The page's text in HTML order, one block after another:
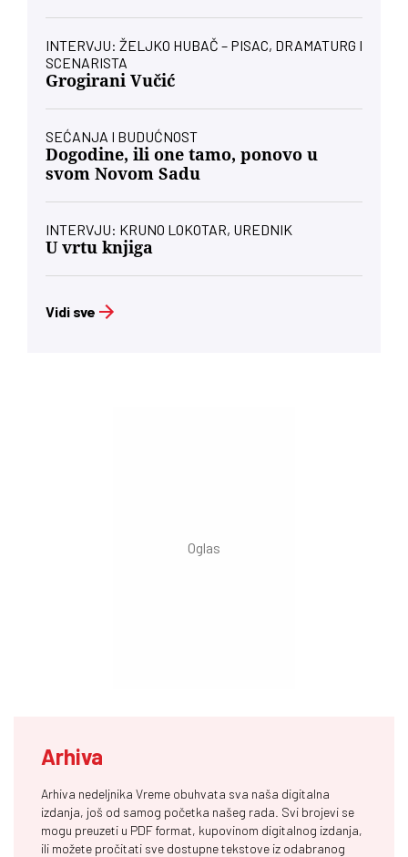
INTERVJU: ŽELJKO HUBAČ – PISAC, DRAMATURG I
SCENARISTA
Grogirani Vučić
SEĆANJA I BUDUĆNOST
Dogodine, ili one tamo, ponovo u
svom Novom Sadu
INTERVJU: KRUNO LOKOTAR, UREDNIK
U vrtu knjiga
Vidi sve
Arhiva
Arhiva nedeljnika Vreme obuhvata sva naša digitalna
izdanja, još od samog početka našeg rada. Svi brojevi se
mogu preuzeti u PDF format, kupovinom digitalnog izdanja,
ili možete pročitati sve dostupne tekstove iz odabranog